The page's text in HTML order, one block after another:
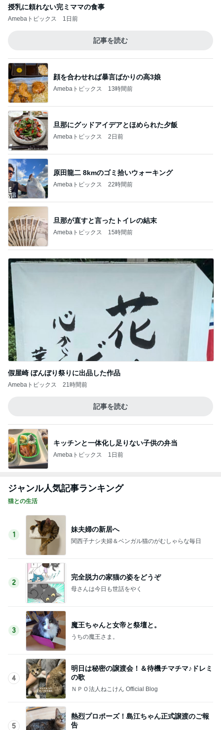
授乳に頼れない完ミママの食事
Amebaトピックス 1日前
記事を読む
顔を合わせれば暴言ばかりの高3娘
Amebaトピックス 13時間前
旦那にグッドアイデアとほめられた夕飯
Amebaトピックス 2日前
原田龍二 8kmのゴミ拾いウォーキング
Amebaトピックス 22時間前
旦那が直すと言ったトイレの結末
Amebaトピックス 15時間前
假屋崎 ぼんぼり祭りに出品した作品
Amebaトピックス 21時間前
記事を読む
キッチンと一体化し足りない子供の弁当
Amebaトピックス 1日前
ジャンル人気記事ランキング
猫との生活
1
妹夫婦の新居へ
関西子ナシ夫婦＆ベンガル猫のがむしゃらな毎日
2
完全脱力の家猫の姿をどうぞ
母さんは今日も世話をやく
3
魔王ちゃんと女帝と祭壇と。
うちの魔王さま。
4
明日は秘密の譲渡会！＆待機チマチマ♪ドレミ
の歌
ＮＰＯ法人ねこけん Official Blog
5
熱烈プロポーズ！島江ちゃん正式譲渡のご報
告